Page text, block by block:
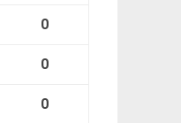
0
0
0